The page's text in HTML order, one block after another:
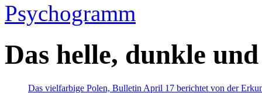
Psychogramm
Das helle, dunkle
Das vielfarbige Polen, Bulletin April 17 berichtet von der